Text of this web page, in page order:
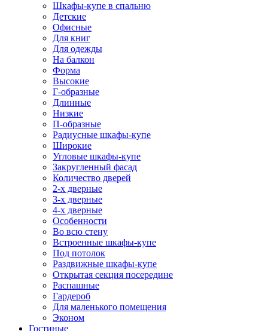
Шкафы-купе в спальню
Детские
Офисные
Для книг
Для одежды
На балкон
Форма
Высокие
Г-образные
Длинные
Низкие
П-образные
Радиусные шкафы-купе
Широкие
Угловые шкафы-купе
Закругленный фасад
Количество дверей
2-х дверные
3-х дверные
4-х дверные
Особенности
Во всю стену
Встроенные шкафы-купе
Под потолок
Раздвижные шкафы-купе
Открытая секция посередине
Распашные
Гардероб
Для маленького помещения
Эконом
Гостиные